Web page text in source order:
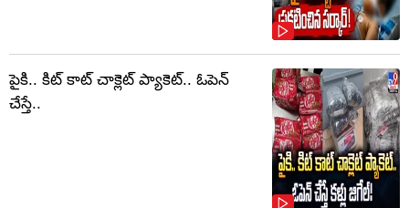
పైకి.. కిట్‌ కాట్‌ చాక్లెట్ ప్యాకెట్‌.. ఓపెన్‌
చేస్తే..